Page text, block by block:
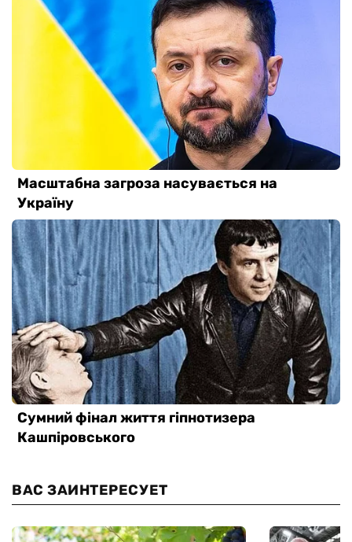
ВАС ЗАИНТЕРЕСУЕТ